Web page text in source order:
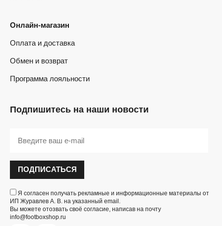
Онлайн-магазин
Оплата и доставка
Обмен и возврат
Программа лояльности
Подпишитесь на наши новости
ПОДПИСАТЬСЯ
Я согласен получать рекламные и информационные материалы от
ИП Журавлев А. В. на указанный email.
Вы можете отозвать своё согласие, написав на почту
info@footboxshop.ru